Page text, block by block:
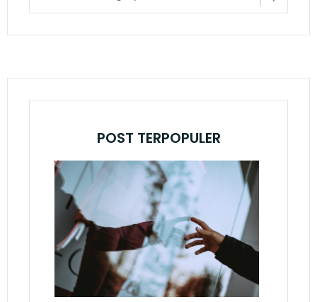
POST TERPOPULER